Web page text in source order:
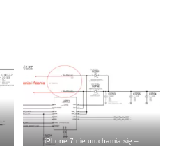
iPhone 7 nie uruchamia się –